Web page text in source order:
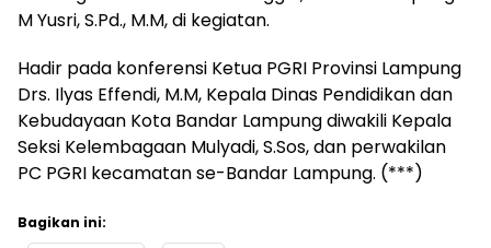
M Yusri, S.Pd., M.M, di kegiatan.
Hadir pada konferensi Ketua PGRI Provinsi Lampung
Drs. Ilyas Effendi, M.M, Kepala Dinas Pendidikan dan
Kebudayaan Kota Bandar Lampung diwakili Kepala
Seksi Kelembagaan Mulyadi, S.Sos, dan perwakilan
PC PGRI kecamatan se-Bandar Lampung. (***)
Bagikan ini: